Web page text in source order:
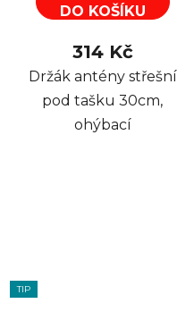
DO KOŠÍKU
314 Kč
Držák antény střešní
pod tašku 30cm,
ohýbací
TIP